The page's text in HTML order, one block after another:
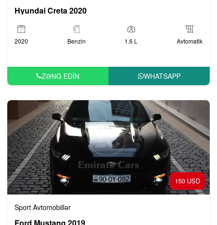
Hyundai Creta 2020
2020 Benzin 1.6 L Avtomatik
ZƏNG EDIN WHATSAPP
150 USD
Sport Avtomobillər